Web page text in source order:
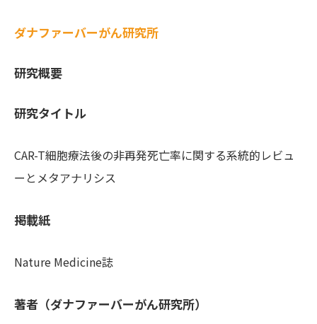
ダナファーバーがん研究所
研究概要
研究タイトル
CAR-T細胞療法後の非再発死亡率に関する系統的レビュ
ーとメタアナリシス
掲載紙
Nature Medicine誌
著者（ダナファーバーがん研究所）